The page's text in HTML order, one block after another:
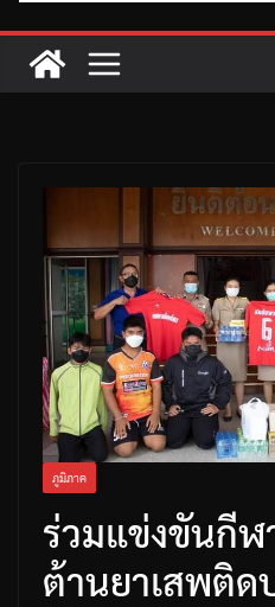
ภูมิภาค
ร่วมแข่งขันกีฬ
ต้านยาเสพติด